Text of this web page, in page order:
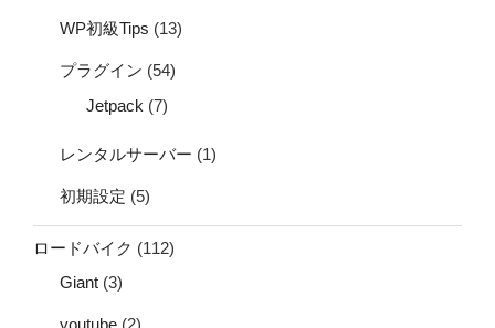
WP初級Tips (13)
プラグイン (54)
Jetpack (7)
レンタルサーバー (1)
初期設定 (5)
ロードバイク (112)
Giant (3)
youtube (2)